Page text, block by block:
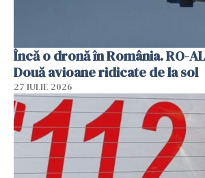
Încă o dronă în România. RO-
Două avioane ridicate de la sol
27 IULIE 2026